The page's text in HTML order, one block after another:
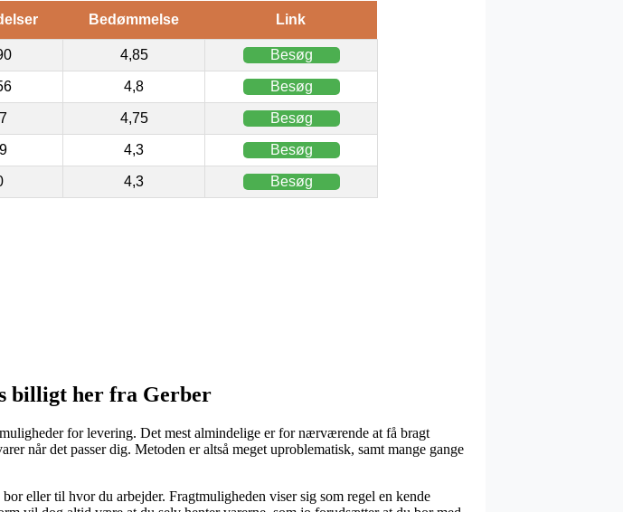
Bedømmelse Link
4,85 Besøg
4,8 Besøg
4,75 Besøg
4,3 Besøg
4,3 Besøg
billigt her fra Gerber
for levering. Det mest almindelige er for nærværende at få bragt
når det passer dig. Metoden er altså meget uproblematisk, samt mange gange
eller til hvor du arbejder. Fragtmuligheden viser sig som regel en kende